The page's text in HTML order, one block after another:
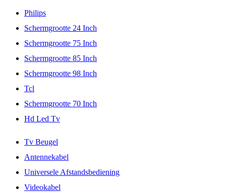
Philips
Schermgrootte 24 Inch
Schermgrootte 75 Inch
Schermgrootte 85 Inch
Schermgrootte 98 Inch
Tcl
Schermgrootte 70 Inch
Hd Led Tv
Tv Beugel
Antennekabel
Universele Afstandsbediening
Videokabel